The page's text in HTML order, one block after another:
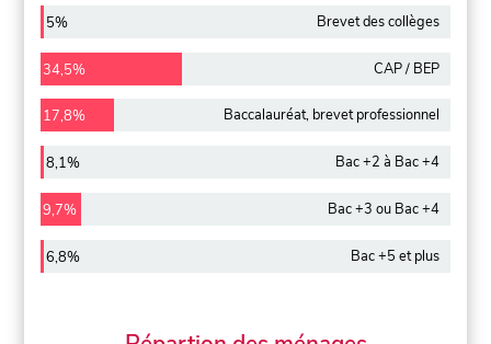
5% Brevet des collèges
34,5% CAP / BEP
17,8% Baccalauréat, brevet professionnel
8,1% Bac +2 à Bac +4
9,7% Bac +3 ou Bac +4
6,8% Bac +5 et plus